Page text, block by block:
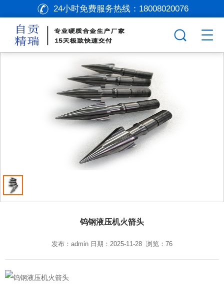
24小时免费服务热线： 18008020076
钨钢液压机火箭头
发布：admin 日期：2025-11-28 浏览：76